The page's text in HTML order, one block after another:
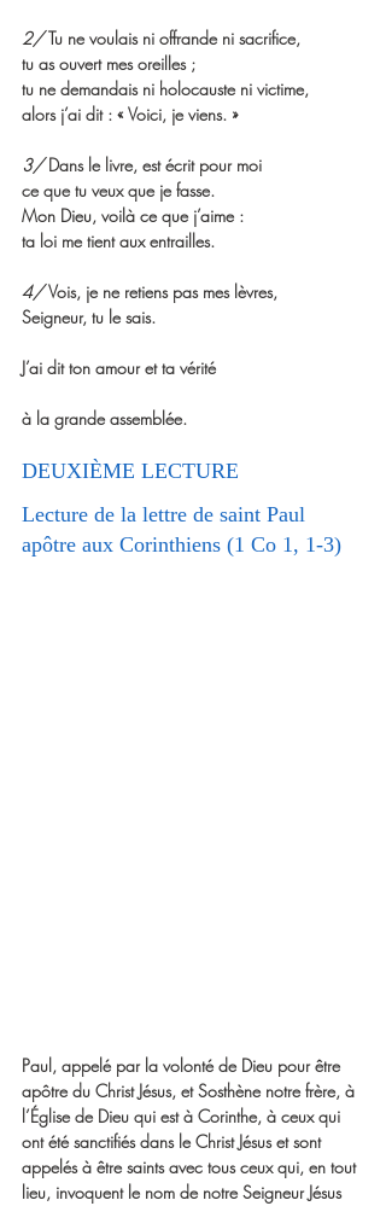
2/ Tu ne voulais ni offrande ni sacrifice,
tu as ouvert mes oreilles ;
tu ne demandais ni holocauste ni victime,
alors j’ai dit : « Voici, je viens. »
3/ Dans le livre, est écrit pour moi
ce que tu veux que je fasse.
Mon Dieu, voilà ce que j’aime :
ta loi me tient aux entrailles.
4/ Vois, je ne retiens pas mes lèvres,
Seigneur, tu le sais.
J’ai dit ton amour et ta vérité
à la grande assemblée.
DEUXIÈME LECTURE
Lecture de la lettre de saint Paul
apôtre aux Corinthiens (1 Co 1, 1-3)
Paul, appelé par la volonté de Dieu pour être
apôtre du Christ Jésus, et Sosthène notre frère, à
l’Église de Dieu qui est à Corinthe, à ceux qui
ont été sanctifiés dans le Christ Jésus et sont
appelés à être saints avec tous ceux qui, en tout
lieu, invoquent le nom de notre Seigneur Jésus